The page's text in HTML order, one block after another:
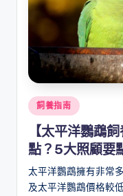
Posted
in
飼養指南
【太平洋鸚鵡
點？5大照顧要
太平洋鸚鵡擁有非常
及太平洋鸚鵡價格較